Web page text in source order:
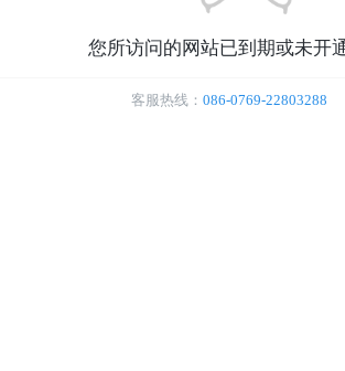
您所访问的网站已到期或未开
客服热线： 086-0769-22803288